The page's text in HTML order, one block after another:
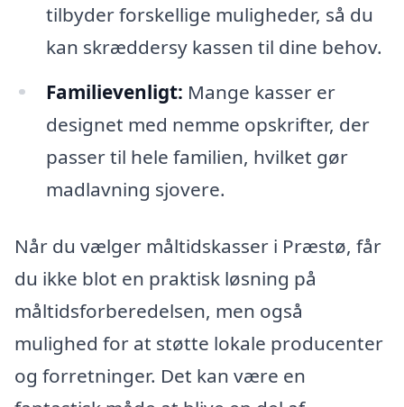
tilbyder forskellige muligheder, så du
kan skræddersy kassen til dine behov.
Familievenligt: Mange kasser er
designet med nemme opskrifter, der
passer til hele familien, hvilket gør
madlavning sjovere.
Når du vælger måltidskasser i Præstø, får
du ikke blot en praktisk løsning på
måltidsforberedelsen, men også
mulighed for at støtte lokale producenter
og forretninger. Det kan være en